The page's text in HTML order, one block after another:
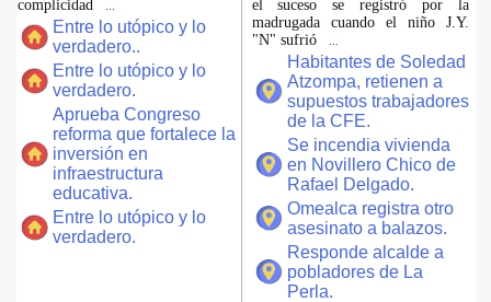
complicidad
Entre lo utópico y lo
verdadero..
Entre lo utópico y lo
verdadero.
Aprueba Congreso
reforma que fortalece la
inversión en
infraestructura
educativa.
Entre lo utópico y lo
verdadero.
el suceso se registró por la
madrugada cuando el niño J.Y.
"N" sufrió
Habitantes de Soledad
Atzompa, retienen a
supuestos trabajadores
de la CFE.
Se incendia vivienda
en Novillero Chico de
Rafael Delgado.
Omealca registra otro
asesinato a balazos.
Responde alcalde a
pobladores de La
Perla.